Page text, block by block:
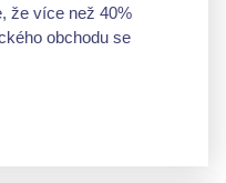
že více než 40%
obchodu se